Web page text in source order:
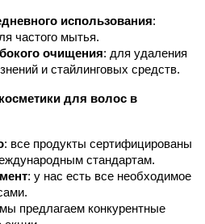
использования:
частого мытья.
очищения: для удаления
и стайлинговых средств.
для волос в
: все продукты сертифицированы
стандартам.
: у нас есть все необходимое
предлагаем конкурентные